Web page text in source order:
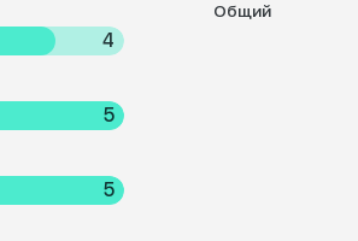
4
5
5
Общий